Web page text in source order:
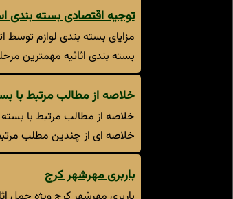
توجیه اقتصادی بسته
مزایای بسته بندی لوازم توسط
بسته بندی اثاثیه مهمترین
خلاصه از مطالب مرتبط با
خلاصه از مطالب مرتبط با بسته
خلاصه ای از چندین مطلب
باربری مهرشهر کرج